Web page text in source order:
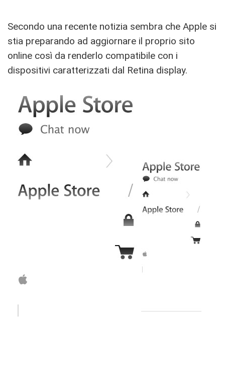
Secondo una recente notizia sembra che Apple si
stia preparando ad aggiornare il proprio sito
online così da renderlo compatibile con i
dispositivi caratterizzati dal Retina display.